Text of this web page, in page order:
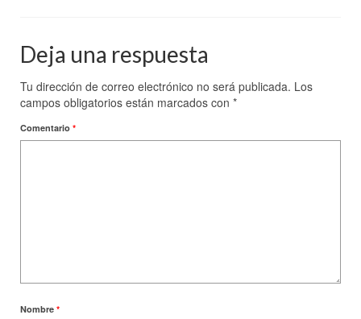
Deja una respuesta
Tu dirección de correo electrónico no será publicada. Los
campos obligatorios están marcados con *
Comentario *
Nombre *